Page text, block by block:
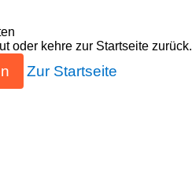
oder kehre zur Startseite zurück.
Zur Startseite